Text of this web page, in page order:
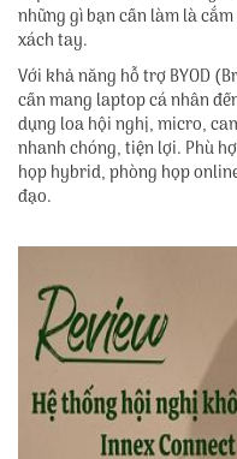
những gì bạn cần làm là
xách tay.
Với khả năng hỗ trợ BYOD
cần mang laptop cá nhân
dụng loa hội nghị, micro,
nhanh chóng, tiện lợi. Phù
họp hybrid, phòng họp
đạo.